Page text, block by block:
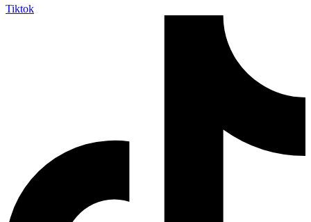
Tiktok